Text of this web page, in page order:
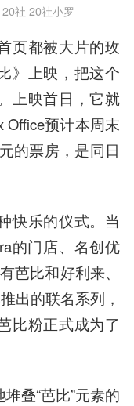
社 20社小罗
页都被大片的玫
》上映，把这个
上映首日，它就
Office预计本周末
的票房，是同日
快乐的仪式。当
的门店、名创优
比和好利来、
出的联名系列，
比粉正式成为了
叠“芭比”元素的